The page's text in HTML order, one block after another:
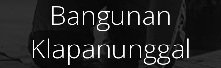
Bangunan
Klapanunggal